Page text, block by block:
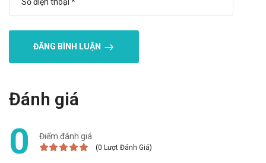
QUY CÁCH ĐÓNG GÓI
NHÀ SẢN XUẤT
SẢN PHẨM TƯƠNG TỰ
Febuday 40mg
Forgout 20mg
ĐĂNG BÌNH LUẬN
Đánh giá
0 Điểm đánh giá
(0 Lượt Đánh Giá)